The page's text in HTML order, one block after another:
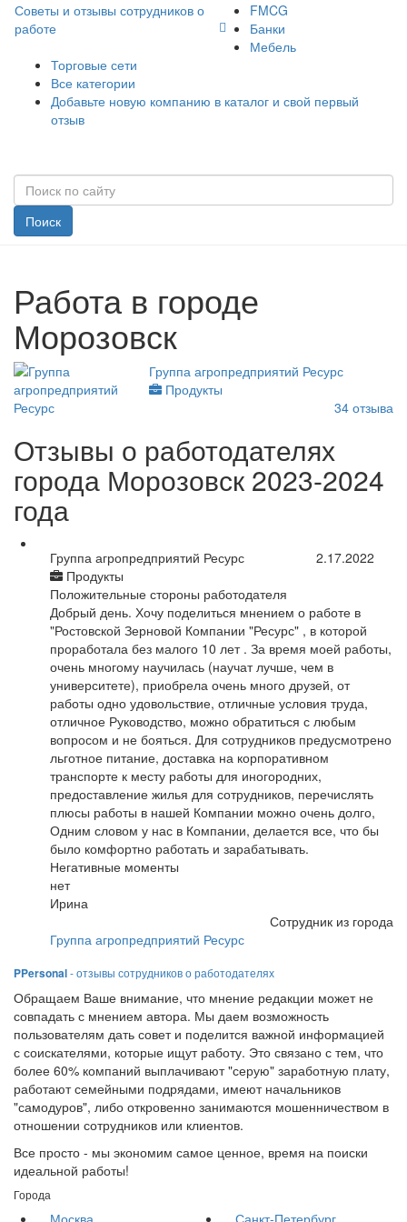
Советы и отзывы сотрудников о
работе
FMCG
Банки
Мебель
Торговые сети
Все категории
Добавьте новую компанию в каталог и свой первый
отзыв
Поиск
Работа в городе
Морозовск
Группа агропредприятий Ресурс
Продукты
34 отзыва
Отзывы о работодателях
города Морозовск 2023-2024
года
Группа агропредприятий Ресурс
Продукты
2.17.2022
Положительные стороны работодателя
Добрый день. Хочу поделиться мнением о работе в
"Ростовской Зерновой Компании "Ресурс" , в которой
проработала без малого 10 лет . За время моей работы,
очень многому научилась (научат лучше, чем в
университете), приобрела очень много друзей, от
работы одно удовольствие, отличные условия труда,
отличное Руководство, можно обратиться с любым
вопросом и не бояться. Для сотрудников предусмотрено
льготное питание, доставка на корпоративном
транспорте к месту работы для иногородних,
предоставление жилья для сотрудников, перечислять
плюсы работы в нашей Компании можно очень долго,
Одним словом у нас в Компании, делается все, что бы
было комфортно работать и зарабатывать.
Негативные моменты
нет
Ирина
Сотрудник из города
Группа агропредприятий Ресурс
PPersonal- отзывы сотрудников о работодателях
Обращаем Ваше внимание, что мнение редакции может не
совпадать с мнением автора. Мы даем возможность
пользователям дать совет и поделится важной информацией
с соискателями, которые ищут работу. Это связано с тем, что
более 60% компаний выплачивают "серую" заработную плату,
работают семейными подрядами, имеют начальников
"самодуров", либо откровенно занимаются мошенничеством в
отношении сотрудников или клиентов.
Все просто - мы экономим самое ценное, время на поиски
идеальной работы!
Города
Москва Санкт-Петербург